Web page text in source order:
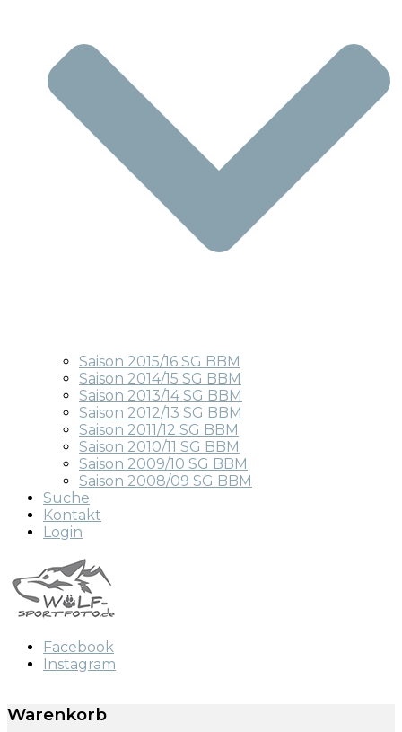
Saison 2015/16 SG BBM
Saison 2014/15 SG BBM
Saison 2013/14 SG BBM
Saison 2012/13 SG BBM
Saison 2011/12 SG BBM
Saison 2010/11 SG BBM
Saison 2009/10 SG BBM
Saison 2008/09 SG BBM
Suche
Kontakt
Login
Facebook
Instagram
Warenkorb